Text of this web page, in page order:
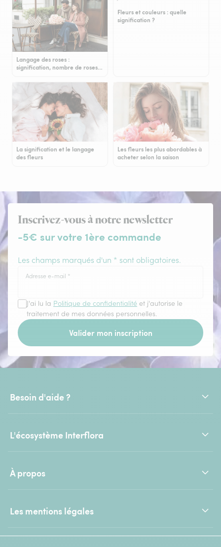
Langage des roses :
signification, nombre de roses…
Fleurs et couleurs : quelle
signification ?
La signification et le langage
des fleurs
Les fleurs les plus abordables à
acheter selon la saison
Inscrivez-vous à notre newsletter
-5€ sur votre 1ère commande
Les champs marqués d'un * sont obligatoires.
Adresse e-mail *
J'ai lu la Politique de confidentialité et j'autorise le
traitement de mes données personnelles.
Valider mon inscription
Besoin d'aide ?
L'écosystème Interflora
À propos
Les mentions légales